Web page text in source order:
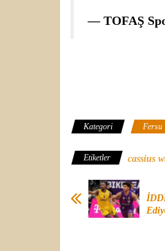
— TOFAŞ
Kategori Fersu
Etiketler cassius